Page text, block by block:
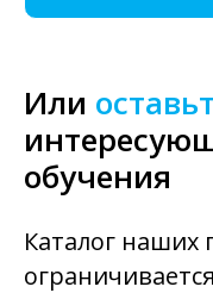
Или
обучения
Каталог наших